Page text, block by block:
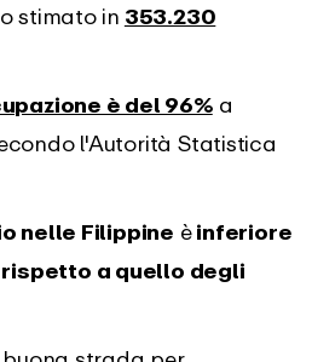
stimato in 353.230
è del 96%a
l'Autorità Statistica
nelle Filippine èinferiore
rispetto a quello degli